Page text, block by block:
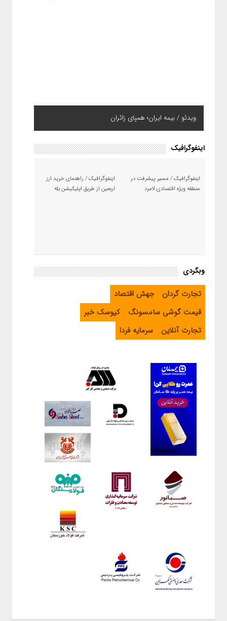
ویدئو / بیمه ایران؛ همپای زائران
اینفوگرافیک
اینفوگرافیک / مسیر پیشرفت در
منطقه ویژه اقتصادی لامرد
اینفوگرافیک / راهنمای خرید ارز
اربعین از طریق اپلیکیشن بله
وبگردی
تجارت گردان
جهش اقتصاد
قیمت گوشی سامسونگ
کیوسک خبر
تجارت آنلاین
سرمایه فردا